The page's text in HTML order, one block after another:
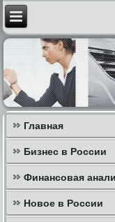
Главная
Бизнес в России
Финансовая
Новое в России